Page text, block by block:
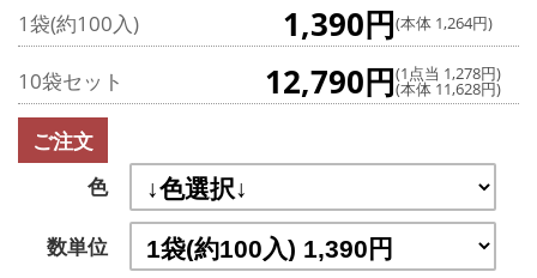
1袋(約100入) 1,390円(本体 1,264円)
10袋セット 12,790円(1点当 1,278円)
(本体 11,628円)
ご注文
色
数単位